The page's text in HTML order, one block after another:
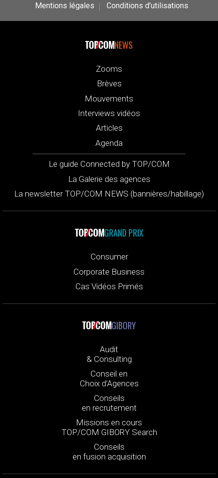
Mentions légales
Conditions d’utilisations
NEWS
Zooms
Brèves
Mouvements
Interviews vidéos
Articles
Agenda
Le guide Connected by TOP/COM
La Galerie des agences
La newsletter TOP/COM NEWS (bannières/habillage)
GRAND PRIX
Consumer
Corporate Business
Cas Vidéos Primés
GIBORY
Audit
& Consulting
Conseil en
Choix d’Agences
Conseils
en recrutement
Missions en cours
TOP/COM GIBORY Search
Conseils
en fusion acquisition